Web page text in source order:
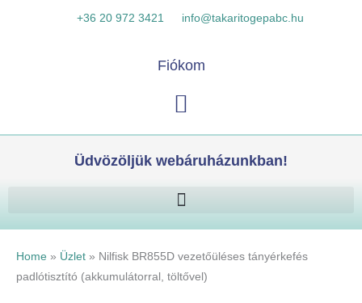
+36 20 972 3421 info@takaritogepabc.hu
Fiókom
Kosár
Üdvözöljük webáruházunkban!
Home » Üzlet » Nilfisk BR855D vezetőüléses tányérkefés
padlótisztító (akkumulátorral, töltővel)
mennyiség